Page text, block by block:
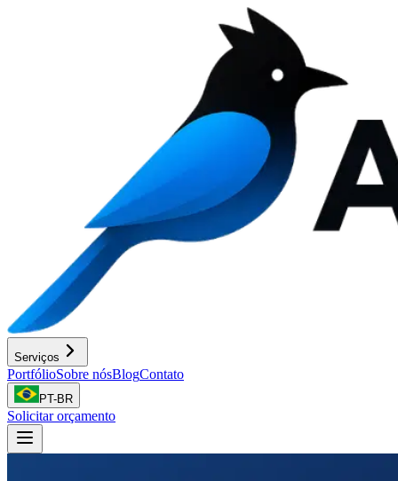
Serviços
PortfólioSobre nósBlogContato
PT-BR
Solicitar orçamento